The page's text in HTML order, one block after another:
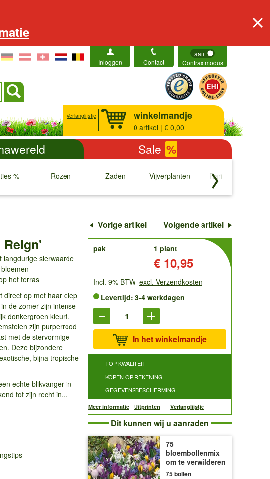
Inloggen Contact
aan
Contrastmodus
Verlanglijstje winkelmandje
0 artikel | € 0,00
Sale %
% Rozen
↓
Zaden
↓
Vijverplanten
↓
Rariteiten
↓
Vorige artikel Volgende artikel
Reign'
langdurige sierwaarde
het terras
direct op met haar diep
de zomer zijn intense
donkergroen kleurt.
zijn purperrood
met de stervormige
Deze bijzondere
bijna tropische
echte blikvanger in
tot zijn recht in...
order
pak
1 plant
€ 10,95
Incl. 9% BTW excl. Verzendkosten
Levertijd: 3-4 werkdagen
In het winkelmandje
TOP KWALITEIT
KOPEN OP REKENING
GEGEVENSBESCHERMING
Meer informatie Uitprinten Verlanglijstje
Dit kunnen wij u aanraden
75
bloembollenmix
om te verwilderen
75 bollen